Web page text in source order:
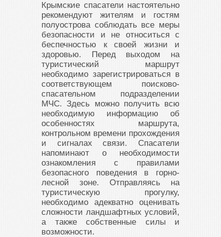
Крымские спасатели настоятельно
рекомендуют жителям и гостям
полуострова соблюдать все меры
безопасности и не относиться с
беспечностью к своей жизни и
здоровью. Перед выходом на
туристический маршрут
необходимо зарегистрироваться в
соответствующем поисково-
спасательном подразделении
МЧС. Здесь можно получить всю
необходимую информацию об
особенностях маршрута,
контрольном времени прохождения
и сигналах связи. Спасатели
напоминают о необходимости
ознакомления с правилами
безопасного поведения в горно-
лесной зоне. Отправляясь на
туристическую прогулку,
необходимо адекватно оценивать
сложности ландшафтных условий,
а также собственные силы и
возможности.